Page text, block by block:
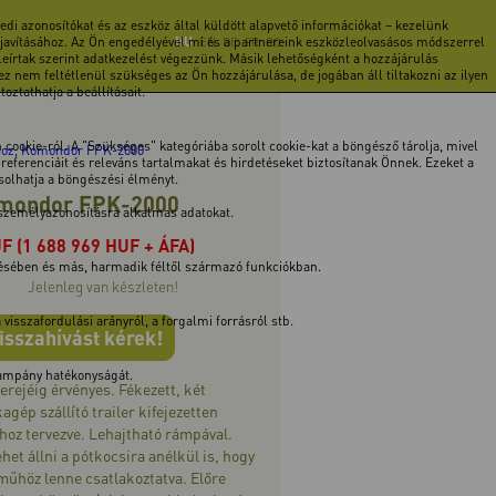
azonosítókat és az eszköz által küldött alapvető információkat – kezelünk
Az Ön engedélyével mi és a partnereink eszközleolvasásos módszerrel
szerint adatkezelést végezzünk. Másik lehetőségként a hozzájárulás
nem feltétlenül szükséges az Ön hozzájárulása, de jogában áll tiltakozni az ilyen
a beállításait.
ról. A "Szükséges" kategóriába sorolt cookie-kat a böngésző tárolja, mivel
és releváns tartalmakat és hirdetéseket biztosítanak Önnek. Ezeket a
a böngészési élményt.
alkalmas adatokat.
és más, harmadik féltől származó funkciókban.
visszafordulási arányról, a forgalmi forrásról stb.
hatékonyságát.
HU EN DE FR RO
Komondor FPK-2000
FPK-2000
(1 688 969 HUF + ÁFA)
Jelenleg van készleten!
kérek!
érvényes. Fékezett, két
szállító trailer kifejezetten
tervezve. Lehajtható rámpával.
állni a pótkocsira anélkül is, hogy
lenne csatlakoztatva. Előre